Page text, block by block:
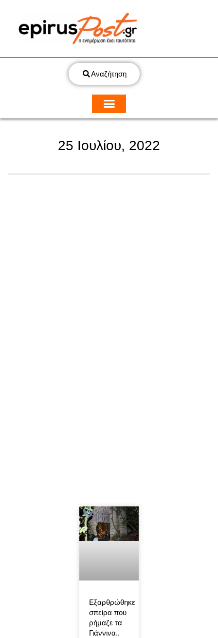
Αναζήτηση
25 Ιουλίου, 2022
Εξαρθρώθηκε
σπείρα που
ρήμαζε τα
Γιάννινα..